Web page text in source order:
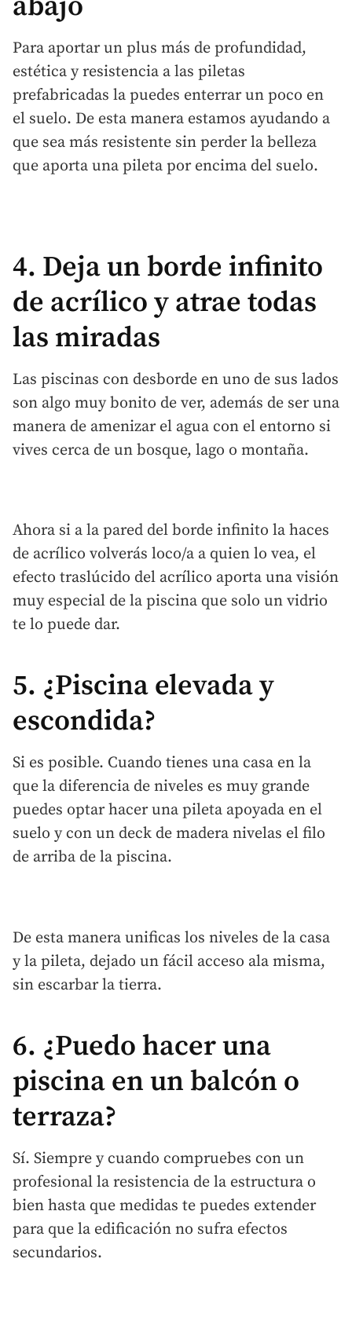
Para aportar un plus más de profundidad,
estética y resistencia a las piletas
prefabricadas la puedes enterrar un poco en
el suelo. De esta manera estamos ayudando a
que sea más resistente sin perder la belleza
que aporta una pileta por encima del suelo.
4. Deja un borde infinito
de acrílico y atrae todas
las miradas
Las piscinas con desborde en uno de sus lados
son algo muy bonito de ver, además de ser una
manera de amenizar el agua con el entorno si
vives cerca de un bosque, lago o montaña.
Ahora si a la pared del borde infinito la haces
de acrílico volverás loco/a a quien lo vea, el
efecto traslúcido del acrílico aporta una visión
muy especial de la piscina que solo un vidrio
te lo puede dar.
5. ¿Piscina elevada y
escondida?
Si es posible. Cuando tienes una casa en la
que la diferencia de niveles es muy grande
puedes optar hacer una pileta apoyada en el
suelo y con un deck de madera nivelas el filo
de arriba de la piscina.
De esta manera unificas los niveles de la casa
y la pileta, dejado un fácil acceso ala misma,
sin escarbar la tierra.
6. ¿Puedo hacer una
piscina en un balcón o
terraza?
Sí. Siempre y cuando compruebes con un
profesional la resistencia de la estructura o
bien hasta que medidas te puedes extender
para que la edificación no sufra efectos
secundarios.